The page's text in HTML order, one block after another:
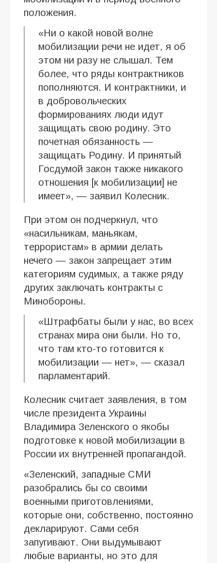
положения.
«Ни о какой новой волне
мобилизации речи не идет, я об
этом ни разу не слышал. Тем
более, что ряды контрактников
пополняются. И контрактники, и
в добровольческих
формированиях люди идут
защищать свою родину. Это
почетная обязанность —
защищать Родину. И принятый
Госдумой закон также никакого
отношения [к мобилизации] не
имеет», — заявил Колесник.
При этом он подчеркнул, что
«насильникам, маньякам,
террористам» в армии делать
нечего — закон запрещает этим
категориям судимых, а также ряду
других заключать контракты с
Минобороны.
«Штрафбаты были у нас, во всех
странах мира они были. Но то,
что там кто-то готовится к
мобилизации — нет», — сказал
парламентарий.
Колесник считает заявления, в том
числе президента Украины
Владимира Зеленского о якобы
подготовке к новой мобилизации в
России их внутренней пропагандой.
«Зеленский, западные СМИ
разобрались бы со своими
военными приготовлениями,
которые они, собственно, постоянно
декларируют. Сами себя
запугивают. Они выдумывают
любые варианты, но это для